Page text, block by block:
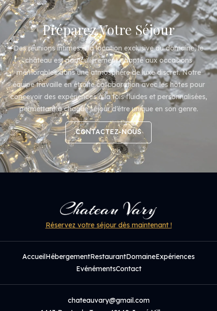
Préparez Votre Séjour
Des réunions intimes à la location exclusive du domaine, le
château est particulièrement adapté aux occasions
mémorables dans une atmosphère de luxe discret. Notre
équipe travaille en étroite collaboration avec les hôtes pour
concevoir des expériences à la fois fluides et personnalisées,
permettant à chaque séjour d’être unique en son genre.
CONTACTEZ-NOUS
CONTACTEZ-NOUS
Réservez votre séjour dès maintenant !
AccueilHébergementRestaurantDomaineExpériences
EvénémentsContact
chateauvary@gmail.com